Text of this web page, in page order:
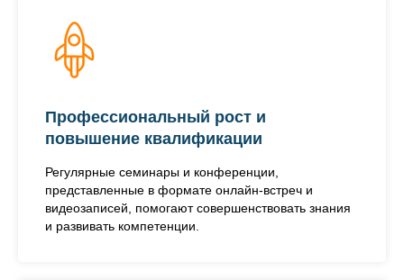
Профессиональный рост и
повышение квалификации
Регулярные семинары и конференции,
представленные в формате онлайн-встреч и
видеозаписей, помогают совершенствовать знания
и развивать компетенции.